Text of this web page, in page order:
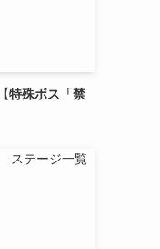
特殊ボス「禁